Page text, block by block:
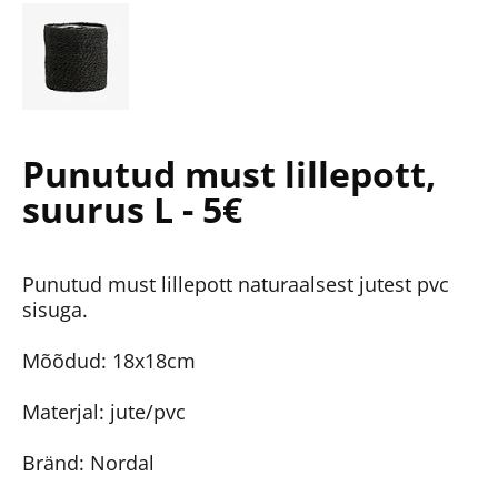
Punutud must lillepott,
suurus L - 5€
Punutud must lillepott naturaalsest jutest pvc
sisuga.
Mõõdud: 18x18cm
Materjal: jute/pvc
Bränd: Nordal